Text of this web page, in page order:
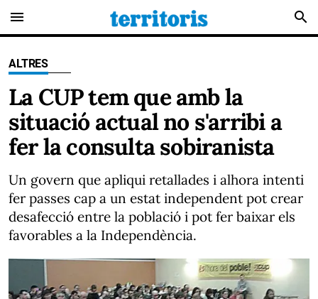
menu search
ALTRES
La CUP tem que amb la
situació actual no s'arribi a
fer la consulta sobiranista
Un govern que apliqui retallades i alhora intenti
fer passes cap a un estat independent pot crear
desafecció entre la població i pot fer baixar els
favorables a la Independència.